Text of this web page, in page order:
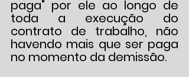
paga" por ele ao longo de
toda a execução do
contrato de trabalho, não
havendo mais que ser paga
no momento da demissão.